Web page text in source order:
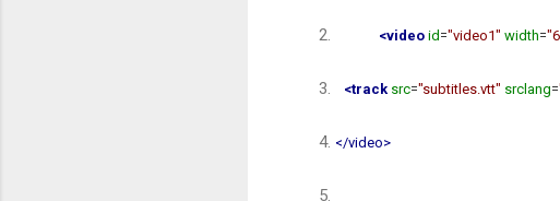
<video id="video1" width=
<track src="subtitles.vtt" srclang=
</video>